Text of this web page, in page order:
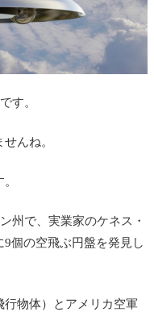
です。
んね。
州で、 実業家のケネス・
9個の空飛ぶ円盤を発見し
物体）
とアメリカ空軍